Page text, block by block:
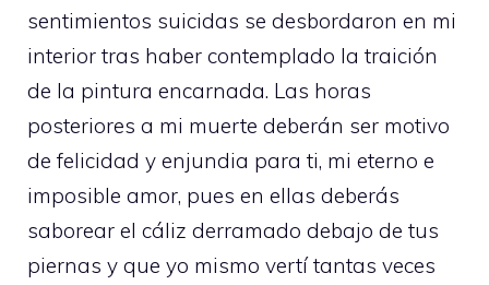
sentimientos suicidas se desbordaron en mi
interior tras haber contemplado la traición
de la pintura encarnada. Las horas
posteriores a mi muerte deberán ser motivo
de felicidad y enjundia para ti, mi eterno e
imposible amor, pues en ellas deberás
saborear el cáliz derramado debajo de tus
piernas y que yo mismo vertí tantas veces